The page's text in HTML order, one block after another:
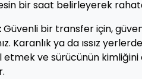
bir saat belirleyerek
Güvenli bir transfer için,
Karanlık ya da ıssız
etmek ve sürücünün kimliğini